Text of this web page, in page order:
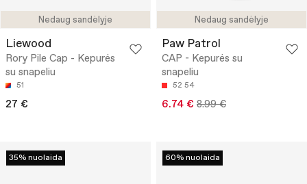
Nedaug sandėlyje
Liewood
Rory Pile Cap - Kepurės
su snapeliu
51
27 €
Nedaug sandėlyje
Paw Patrol
CAP - Kepurės su
snapeliu
52 54
6.74 € 8.99 €
35% nuolaida 60% nuolaida